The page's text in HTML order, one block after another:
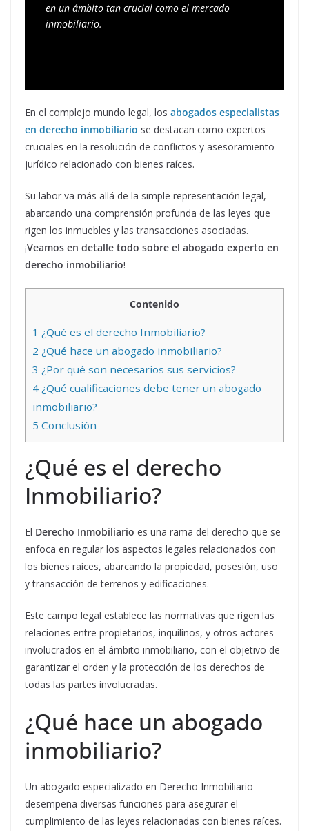
en un ámbito tan crucial como el mercado
inmobiliario.
En el complejo mundo legal, los abogados especialistas
en derecho inmobiliario se destacan como expertos
cruciales en la resolución de conflictos y asesoramiento
jurídico relacionado con bienes raíces.
Su labor va más allá de la simple representación legal,
abarcando una comprensión profunda de las leyes que
rigen los inmuebles y las transacciones asociadas.
¡Veamos en detalle todo sobre el abogado experto en
derecho inmobiliario!
Contenido
1 ¿Qué es el derecho Inmobiliario?
2 ¿Qué hace un abogado inmobiliario?
3 ¿Por qué son necesarios sus servicios?
4 ¿Qué cualificaciones debe tener un abogado
inmobiliario?
5 Conclusión
¿Qué es el derecho
Inmobiliario?
El Derecho Inmobiliario es una rama del derecho que se
enfoca en regular los aspectos legales relacionados con
los bienes raíces, abarcando la propiedad, posesión, uso
y transacción de terrenos y edificaciones.
Este campo legal establece las normativas que rigen las
relaciones entre propietarios, inquilinos, y otros actores
involucrados en el ámbito inmobiliario, con el objetivo de
garantizar el orden y la protección de los derechos de
todas las partes involucradas.
¿Qué hace un abogado
inmobiliario?
Un abogado especializado en Derecho Inmobiliario
desempeña diversas funciones para asegurar el
cumplimiento de las leyes relacionadas con bienes raíces.